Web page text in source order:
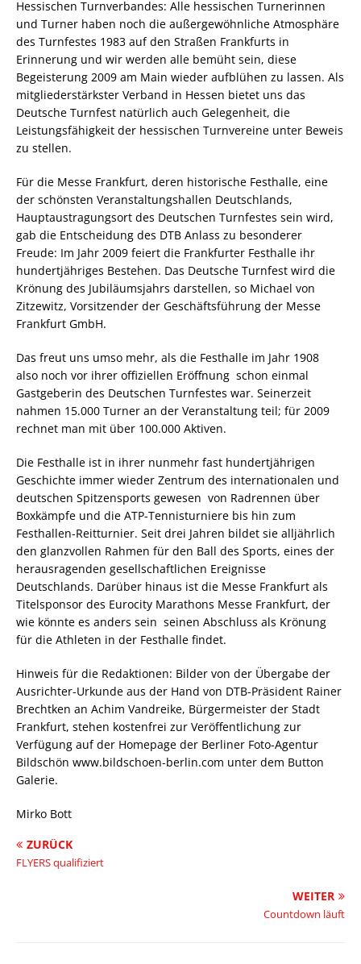
Hessischen Turnverbandes: Alle hessischen Turnerinnen
und Turner haben noch die außergewöhnliche Atmosphäre
des Turnfestes 1983 auf den Straßen Frankfurts in
Erinnerung und wir werden alle bemüht sein, diese
Begeisterung 2009 am Main wieder aufblühen zu lassen. Als
mitgliederstärkster Verband in Hessen bietet uns das
Deutsche Turnfest natürlich auch Gelegenheit, die
Leistungsfähigkeit der hessischen Turnvereine unter Beweis
zu stellen.
Für die Messe Frankfurt, deren historische Festhalle, eine
der schönsten Veranstaltungshallen Deutschlands,
Hauptaustragungsort des Deutschen Turnfestes sein wird,
gab die Entscheidung des DTB Anlass zu besonderer
Freude: Im Jahr 2009 feiert die Frankfurter Festhalle ihr
hundertjähriges Bestehen. Das Deutsche Turnfest wird die
Krönung des Jubiläumsjahrs darstellen, so Michael von
Zitzewitz, Vorsitzender der Geschäftsführung der Messe
Frankfurt GmbH.
Das freut uns umso mehr, als die Festhalle im Jahr 1908 
also noch vor ihrer offiziellen Eröffnung  schon einmal
Gastgeberin des Deutschen Turnfestes war. Seinerzeit
nahmen 15.000 Turner an der Veranstaltung teil; für 2009
rechnet man mit über 100.000 Aktiven.
Die Festhalle ist in ihrer nunmehr fast hundertjährigen
Geschichte immer wieder Zentrum des internationalen und
deutschen Spitzensports gewesen  von Radrennen über
Boxkämpfe und die ATP-Tennisturniere bis hin zum
Festhallen-Reitturnier. Seit drei Jahren bildet sie alljährlich
den glanzvollen Rahmen für den Ball des Sports, eines der
herausragenden gesellschaftlichen Ereignisse
Deutschlands. Darüber hinaus ist die Messe Frankfurt als
Titelsponsor des Eurocity Marathons Messe Frankfurt, der 
wie könnte es anders sein  seinen Abschluss als Krönung
für die Athleten in der Festhalle findet.
Hinweis für die Redaktionen: Bilder von der Übergabe der
Ausrichter-Urkunde aus der Hand von DTB-Präsident Rainer
Brechtken an Achim Vandreike, Bürgermeister der Stadt
Frankfurt, stehen kostenfrei zur Veröffentlichung zur
Verfügung auf der Homepage der Berliner Foto-Agentur
Bildschön www.bildschoen-berlin.com unter dem Button
Galerie.
Mirko Bott
ZURÜCK
FLYERS qualifiziert
WEITER
Countdown läuft